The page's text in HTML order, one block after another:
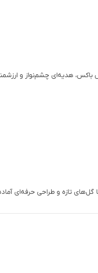
هدیه‌ای چشم‌نواز و
یکی از بهترین انتخاب‌هاست. این محصول با